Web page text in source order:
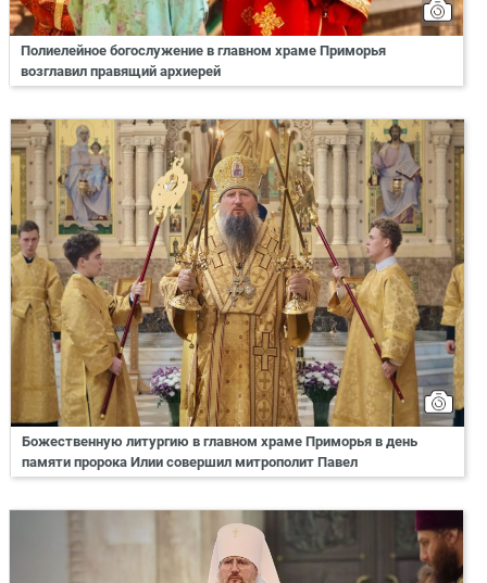
Полиелейное богослужение в главном храме Приморья
возглавил правящий архиерей
Божественную литургию в главном храме Приморья в день
памяти пророка Илии совершил митрополит Павел